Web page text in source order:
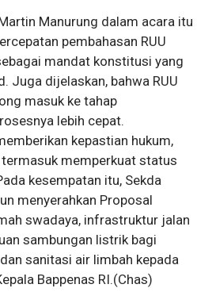
Manurung dalam acara itu
pembahasan RUU
mandat konstitusi yang
Juga dijelaskan, bahwa RUU
masuk ke tahap
lebih cepat.
kepastian hukum,
memperkuat status
kesempatan itu, Sekda
menyerahkan Proposal
swadaya, infrastruktur jalan
sambungan listrik bagi
sanitasi air limbah kepada
Bappenas RI.(Chas)